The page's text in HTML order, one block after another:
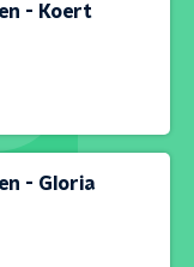
- Koert
- Gloria